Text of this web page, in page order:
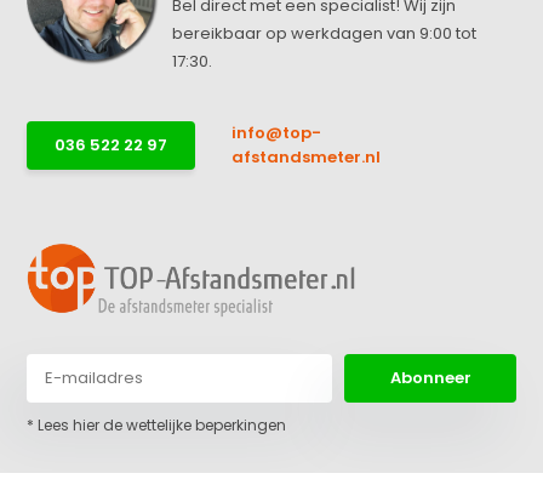
Bel direct met een specialist! Wij zijn
bereikbaar op werkdagen van 9:00 tot
17:30.
036 522 22 97
info@top-
afstandsmeter.nl
Abonneer
* Lees hier de wettelijke beperkingen